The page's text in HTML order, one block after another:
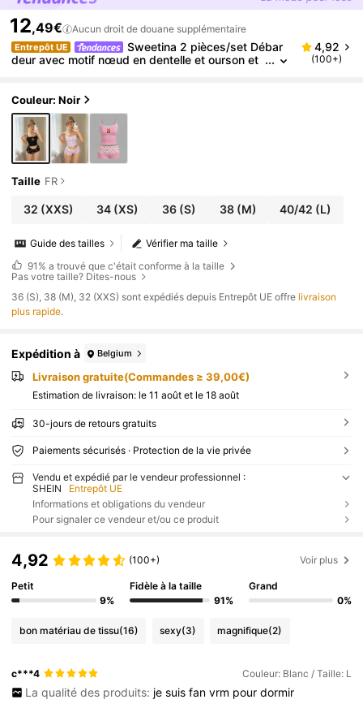
12,49€ Aucun droit de douane supplémentaire
Entrepôt UE
Sweetina 2 pièces/set Débar
deur avec motif nœud en dentelle et ourson et
4,92
(100+)
Couleur: Noir
Taille FR
32 (XXS) 34 (XS) 36(S) 38(M) 40/42 (L)
Vérifier ma taille
Guide des tailles
91% a trouvé que c'était conforme à la taille
Pas votre taille? Dites-nous
​36 (S), 38 (M), 32 (XXS) sont expédiés depuis Entrepôt UE offre livraison
plus rapide.
Expédition à Belgium
Livraison gratuite(Commandes ≥ 39,00€)
Estimation de livraison: le 11 août et le 18 août
30-jours de retours gratuits
Paiements sécurisés · Protection de la vie privée
Vendu et expédié par le vendeur professionnel :
SHEIN
Entrepôt UE
Informations et obligations du vendeur
Pour signaler ce vendeur et/ou ce produit
4,92 (100+) Voir plus
Petit
9%
Fidèle à la taille
91%
Grand
0%
bon matériau de tissu(16) sexy(3) magnifique(2)
c***4 Couleur: Blanc / Taille: L
La qualité des produits: je suis fan vrm pour dormir